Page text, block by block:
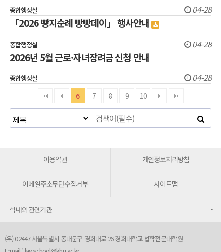
종합행정실 04-28
「2026 빵지순례 빵빵데이」 행사안내
종합행정실 04-28
2026년 5월 근로·자녀장려금 신청 안내
종합행정실 04-28
6 7 8 9 10
이용약관 개인정보처리방침
이메일주소무단수집거부 사이트맵
학내외관련기관
(우) 02447 서울특별시 동대문구 경희대로 26 경희대학교 법학전문대학원